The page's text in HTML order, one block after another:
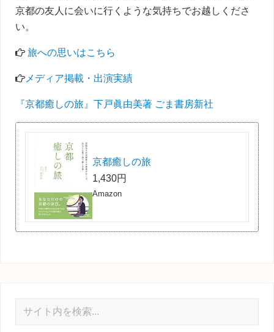
京都の友人に会いに行くような気持ちでお越しくださ
い。
旅への思いはこちら
メディア掲載・出演実績
『京都癒しの旅』下戸眞由美著 ごま書房新社
京都癒しの旅
1,430円
Amazon